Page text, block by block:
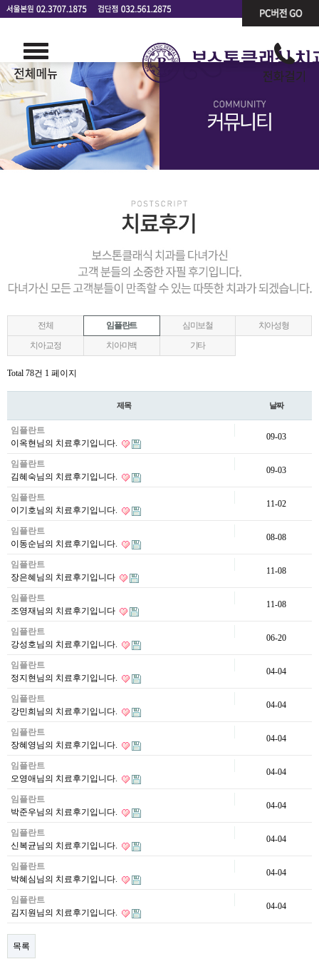
전체 임플란트 심미보철
치아성형
치아교정
치아미백 기타
Total 78건 1 페이지
제목 날짜
임플란트
이옥현님의 치료후기입니다.
09-03
임플란트
김혜숙님의 치료후기입니다.
09-03
임플란트
이기호님의 치료후기입니다.
11-02
임플란트
이동순님의 치료후기입니다.
08-08
임플란트
장은혜님의 치료후기입니다
11-08
임플란트
조영재님의 치료후기입니다
11-08
임플란트
강성호님의 치료후기입니다.
06-20
임플란트
정지현님의 치료후기입니다.
04-04
임플란트
강민희님의 치료후기입니다.
04-04
임플란트
장혜영님의 치료후기입니다.
04-04
임플란트
오영애님의 치료후기입니다.
04-04
임플란트
박준우님의 치료후기입니다.
04-04
임플란트
신복균님의 치료후기입니다.
04-04
임플란트
박혜심님의 치료후기입니다.
04-04
임플란트
김지원님의 치료후기입니다.
04-04
목록